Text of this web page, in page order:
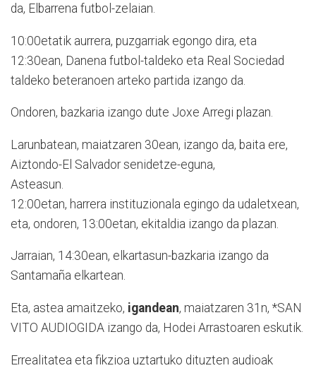
da, Elbarrena futbol-zelaian.
10:00etatik aurrera, puzgarriak egongo dira, eta
12:30ean, Danena futbol-taldeko eta Real Sociedad
taldeko beteranoen arteko partida izango da.
Ondoren, bazkaria izango dute Joxe Arregi plazan.
Larunbatean, maiatzaren 30ean, izango da, baita ere,
Aiztondo-El Salvador senidetze-eguna,
12:00etan, harrera instituzionala egingo da udaletxean,
eta, ondoren, 13:00etan, ekitaldia izango da plazan.
Jarraian, 14:30ean, elkartasun-bazkaria izango da
Santamaña elkartean.
Eta, astea amaitzeko, igandean, maiatzaren 31n, *SAN
VITO AUDIOGIDA izango da, Hodei Arrastoaren eskutik.
Errealitatea eta fikzioa uztartuko dituzten audioak